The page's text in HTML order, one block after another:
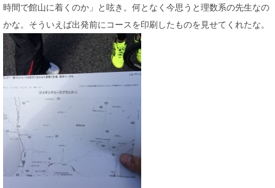
時間で館山に着くのか」と呟き。何となく今思うと理数系の先生なの
かな。そういえば出発前にコースを印刷したものを見せてくれたな。